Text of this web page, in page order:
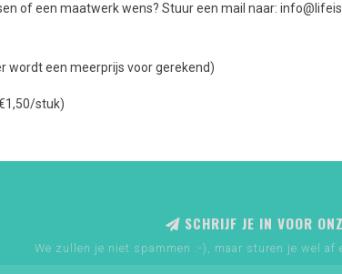
of een maatwerk wens? Stuur een mail naar:
wordt een meerprijs voor gerekend)
stuk)
SCHRIJF JE IN VOOR
We zullen je niet spammen :-), maar sturen je wel af